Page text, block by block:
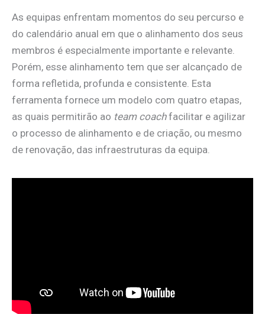
As equipas enfrentam momentos do seu percurso e
do calendário anual em que o alinhamento dos seus
membros é especialmente importante e relevante.
Porém, esse alinhamento tem que ser alcançado de
forma refletida, profunda e consistente. Esta
ferramenta fornece um modelo com quatro etapas,
as quais permitirão ao team coachfacilitar e agilizar
o processo de alinhamento e de criação, ou mesmo
de renovação, das infraestruturas da equipa.